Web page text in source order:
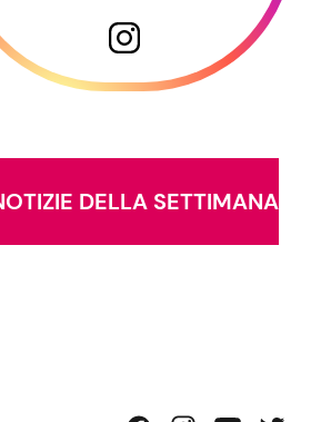
DELLA SETTIMANA